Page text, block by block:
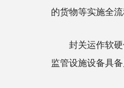
的货物等实施全
封关运作软硬
监管设施设备具